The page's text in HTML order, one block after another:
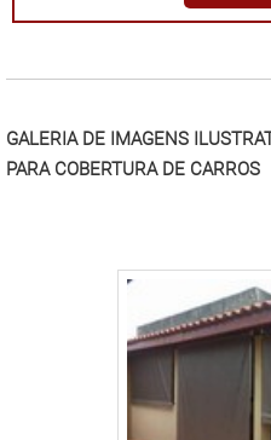
GALERIA DE IMAGENS
PARA COBERTURA DE CARROS